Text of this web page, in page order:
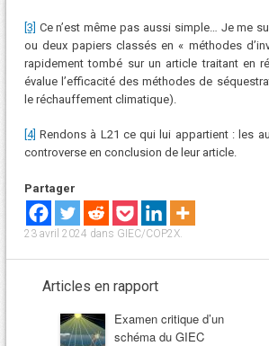
[3] Ce n’est même pas aussi simple… Je me
ou deux papiers classés en « méthodes
rapidement tombé sur un article traitant en
évalue l’efficacité des méthodes de
le réchauffement climatique).
[4] Rendons à L21 ce qui lui appartient : les
controverse en conclusion de leur article.
Partager
23 avril 2024 dans GIEC/COP2X.
Articles en rapport
Examen critique d’un
schéma du GIEC